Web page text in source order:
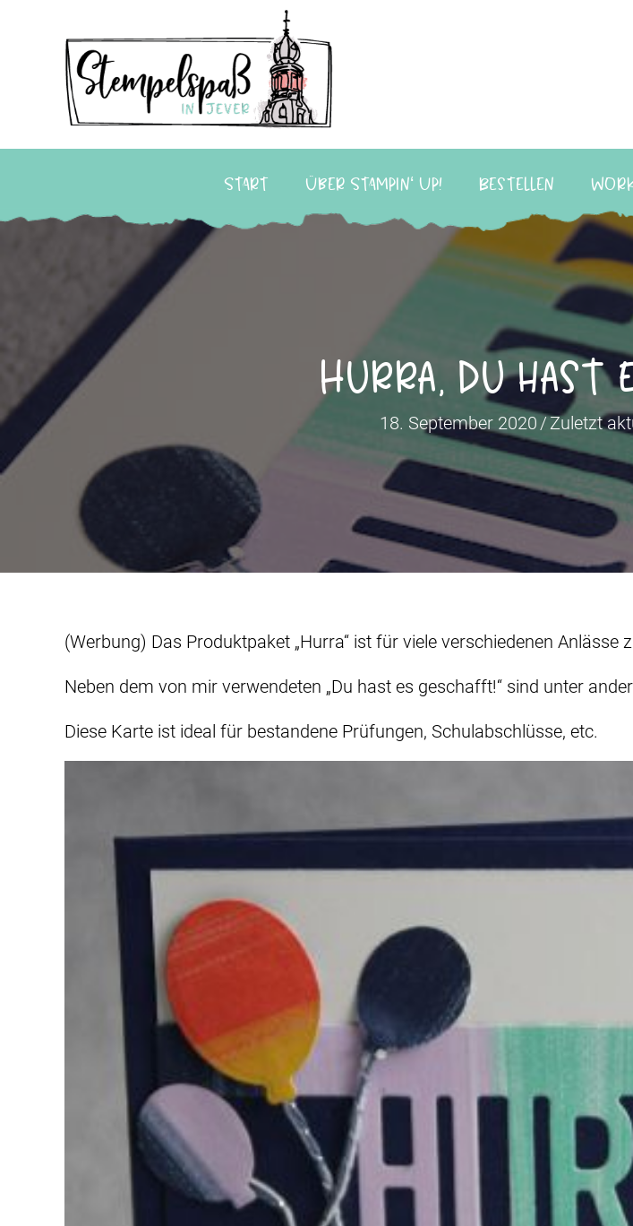
Start Über Stampin‘ Up! Bestellen
Hurra, Du hast
18. September 2020 /Zuletzt
(Werbung) Das Produktpaket „Hurra“ ist für viele verschiedenen Anlässe
Neben dem von mir verwendeten „Du hast es geschafft!“ sind unter
Diese Karte ist ideal für bestandene Prüfungen, Schulabschlüsse, etc.